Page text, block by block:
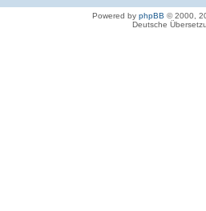
Powered by phpBB © 2000,
Deutsche